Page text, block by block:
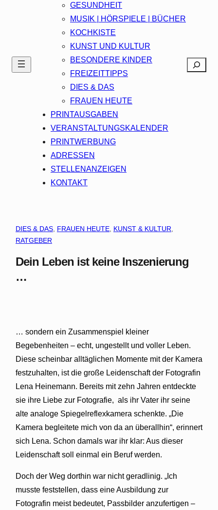
GESUNDHEIT
MUSIK | HÖRSPIELE | BÜCHER
KOCHKISTE
KUNST UND KULTUR
BESONDERE KINDER
FREIZEITTIPPS
DIES & DAS
FRAUEN HEUTE
PRINTAUSGABEN
VERANSTALTUNGSKALENDER
PRINTWERBUNG
ADRESSEN
STELLENANZEIGEN
KONTAKT
Search
DIES & DAS FRAUEN HEUTE KUNST & KULTUR
RATGEBER
Dein Leben ist keine Inszenierung
…
… sondern ein Zusammenspiel kleiner
Begebenheiten – echt, ungestellt und voller Leben.
Diese scheinbar alltäglichen Momente mit der Kamera
festzuhalten, ist die große Leidenschaft der Fotografin
Lena Heinemann. Bereits mit zehn Jahren entdeckte
sie ihre Liebe zur Fotografie, als ihr Vater ihr seine
alte analoge Spiegelreflexkamera schenkte. „Die
Kamera begleitete mich von da an überallhin“, erinnert
sich Lena. Schon damals war ihr klar: Aus dieser
Leidenschaft soll einmal ein Beruf werden.
Doch der Weg dorthin war nicht geradlinig. „Ich
musste feststellen, dass eine Ausbildung zur
Fotografin meist bedeutet, Passbilder anzufertigen –